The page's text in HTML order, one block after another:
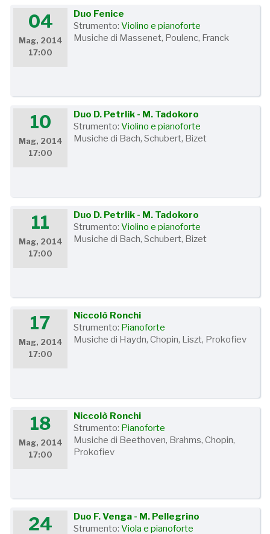
04
Mag, 2014
17:00
Duo Fenice
Strumento:Violino e pianoforte
Musiche di Massenet, Poulenc, Franck
10
Mag, 2014
17:00
Duo D. Petrlik - M. Tadokoro
Strumento:Violino e pianoforte
Musiche di Bach, Schubert, Bizet
11
Mag, 2014
17:00
Duo D. Petrlik - M. Tadokoro
Strumento:Violino e pianoforte
Musiche di Bach, Schubert, Bizet
17
Mag, 2014
17:00
Niccolò Ronchi
Strumento: Pianoforte
Musiche di Haydn, Chopin, Liszt, Prokofiev
18
Mag, 2014
17:00
Niccolò Ronchi
Strumento: Pianoforte
Musiche di Beethoven, Brahms, Chopin,
Prokofiev
24
Duo F. Venga - M. Pellegrino
Strumento:Viola e pianoforte